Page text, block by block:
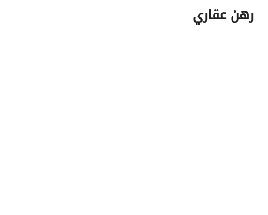
رهن عقاري